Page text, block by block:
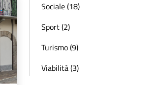
Sociale (18)
Sport (2)
Turismo (9)
Viabilità (3)